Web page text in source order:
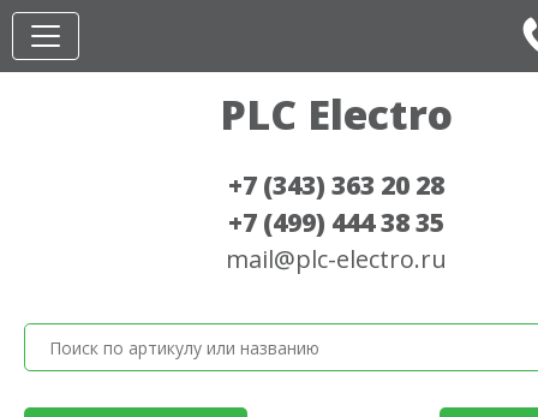
PLC Electro
+7 (343) 363 20 28
+7 (499) 444 38 35
mail@plc-electro.ru